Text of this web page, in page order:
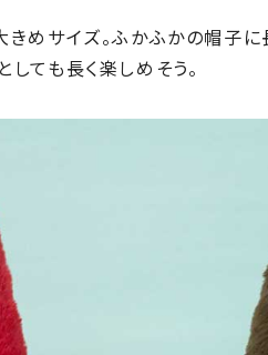
きめサイズ。ふかふかの帽子
ても長く楽しめそう。